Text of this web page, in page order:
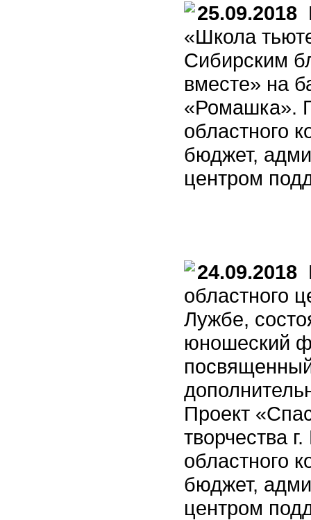
25.09.2018
«Школа
Сибирским
вместе» на
«Ромашка».
областного
бюджет,
центром
24.09.2018
областного
Лужбе,
юношеский
Проект
творчества
областного
бюджет,
центром